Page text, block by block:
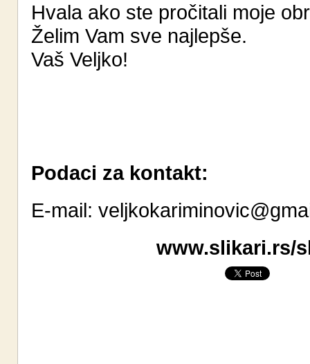
Hvala ako ste pročitali moje
Želim Vam sve najlepše.
Vaš Veljko!
Podaci za kontakt:
E-mail:
www.slikari.rs/